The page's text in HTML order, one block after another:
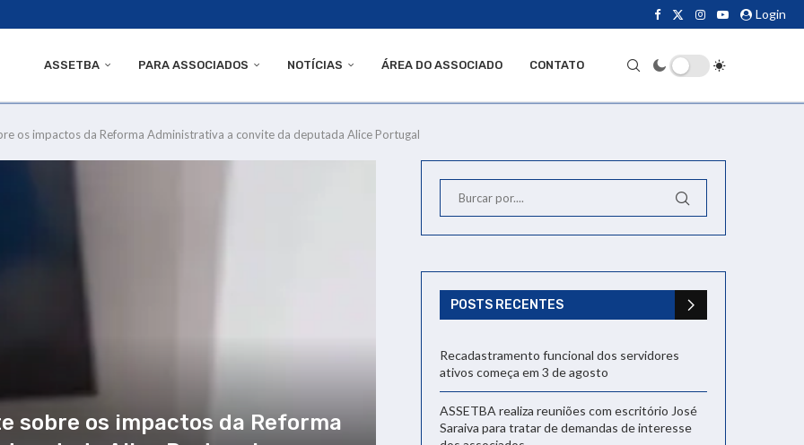
Login
ASSETBA PARA ASSOCIADOS NOTÍCIAS ÁREA DO ASSOCIADO CONTATO
os impactos da Reforma Administrativa a convite da deputada Alice Portugal
sobre os impactos da Reforma
POSTS RECENTES
Recadastramento funcional dos servidores
ativos começa em 3 de agosto
ASSETBA realiza reuniões com escritório José
Saraiva para tratar de demandas de interesse